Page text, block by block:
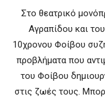
Στο θεατρικό
Αγραπίδου και
10χρονου Φοίβου
προβλήματα που
του Φοίβου
στις ζωές τους.